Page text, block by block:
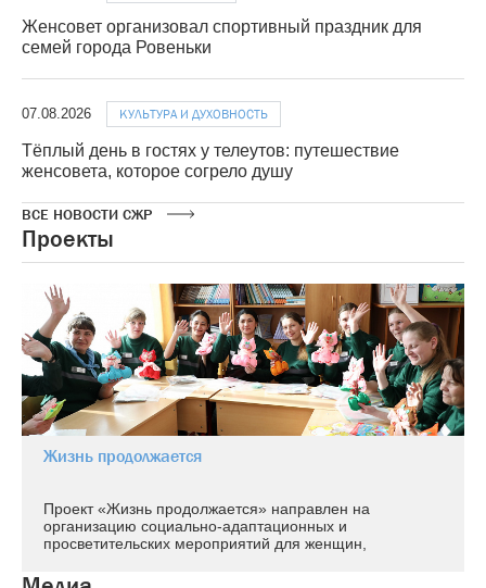
Женсовет организовал спортивный праздник для
семей города Ровеньки
07.08.2026 КУЛЬТУРА И ДУХОВНОСТЬ
Тёплый день в гостях у телеутов: путешествие
женсовета, которое согрело душу
ВСЕ НОВОСТИ СЖР
Проекты
Жизнь продолжается
Проект «Жизнь продолжается» направлен на
организацию социально-адаптационных и
просветительских мероприятий для женщин,
учреждениях Кемеровской области – Кузбассе.